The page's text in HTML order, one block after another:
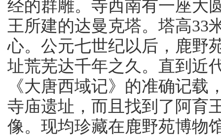
经的群雕。寺西南有一座大
王所建的达曼克塔。塔高33
心。公元七世纪以后，鹿野
址荒芜达千年之久。直到近
《大唐西域记》的准确记
寺庙遗址，而且找到了阿育
像。现均珍藏在鹿野苑博物